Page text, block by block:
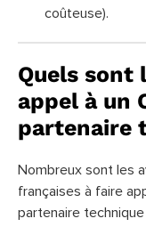
coûteuse).
Quels sont
appel à un
partenaire
Nombreux sont les
françaises à faire
partenaire technique